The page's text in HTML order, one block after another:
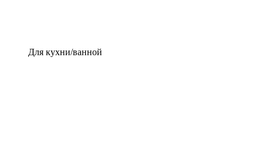
Для кухни/ванной